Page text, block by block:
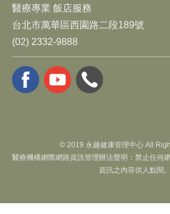
醫療專業 飯店服務
台北市萬華區西園路二段189號
(02) 2332-9888
© 2019 永越健康管理中心 All
醫療機構網際網路資訊管理辦法聲明：禁止任何
資訊之內容供人點閱。